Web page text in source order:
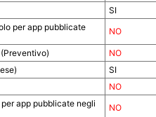
SI
per app pubblicate
NO
NO
SI
NO
app pubblicate negli
NO